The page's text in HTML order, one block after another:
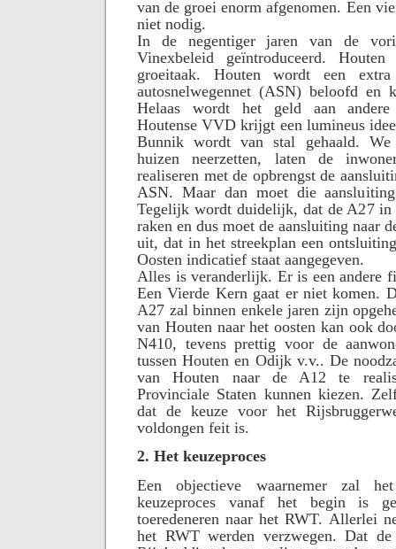
van de groei enorm afgenomen. Een
niet nodig.
In de negentiger jaren van de
Vinexbeleid geïntroduceerd.
groeitaak. Houten wordt een
autosnelwegennet (ASN) beloofd en
Helaas wordt het geld aan andere
Houtense VVD krijgt een lumineus
Bunnik wordt van stal gehaald.
huizen neerzetten, laten de
realiseren met de opbrengst de
ASN. Maar dan moet die aansluiting
Tegelijk wordt duidelijk, dat de A27 in
raken en dus moet de aansluiting naar
uit, dat in het streekplan een
Oosten indicatief staat aangegeven.
Alles is veranderlijk. Er is een andere
Een Vierde Kern gaat er niet komen.
A27 zal binnen enkele jaren zijn
van Houten naar het oosten kan ook
N410, tevens prettig voor de
tussen Houten en Odijk v.v.. De
van Houten naar de A12 te
Provinciale Staten kunnen kiezen.
dat de keuze voor het
voldongen feit is.
2. Het keuzeproces
Een objectieve waarnemer zal
keuzeproces vanaf het begin is
toeredeneren naar het RWT. Allerlei
het RWT werden verzwegen. Dat